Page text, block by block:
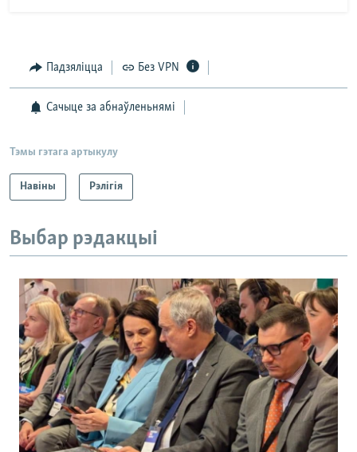
Падзяліцца Без VPN
Сачыце за абнаўленьнямі
Тэмы гэтага артыкулу
Навіны Рэлігія
Выбар рэдакцыі